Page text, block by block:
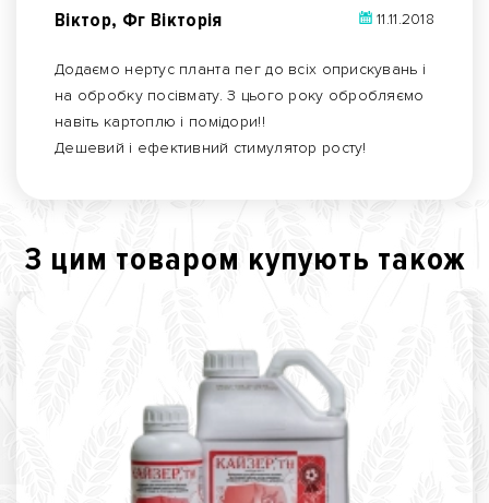
Віктор, Фг Вікторія 11.11.2018
Додаємо нертус планта пег до всіх оприскувань і
на обробку посівмату. З цього року обробляємо
навіть картоплю і помідори!!
Дешевий і ефективний стимулятор росту!
З цим товаром купують також